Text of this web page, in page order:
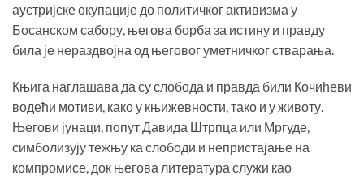
аустријске окупације до политичког активизма у
Босанском сабору, његова борба за истину и правду
била је нераздвојна од његовог уметничког стварања.
Књига наглашава да су слобода и правда били Кочићеви
водећи мотиви, како у књижевности, тако и у животу.
Његови јунаци, попут Давида Штрпца или Мргуде,
симболизују тежњу ка слободи и непристајање на
компромисе, док његова литература служи као